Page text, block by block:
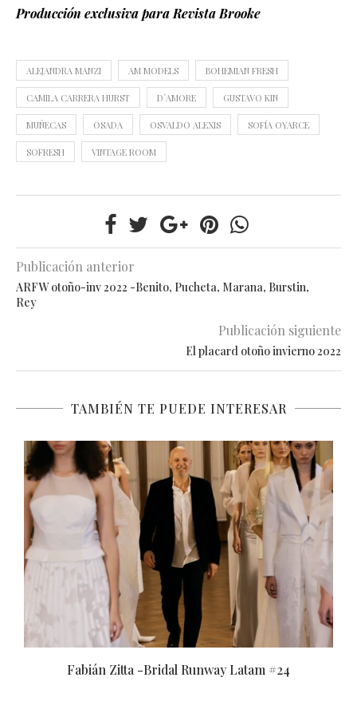
Producción exclusiva para Revista Brooke
ALEJANDRA MANZI AM MODELS BOHEMIAN FRESH
CAMILA CARRERA HURST D´AMORE GUSTAVO KIN
MUÑECAS OSADA OSVALDO ALEXIS SOFÍA OYARCE
SOFRESH VINTAGE ROOM
Publicación anterior
ARFW otoño-inv 2022 -Benito, Pucheta, Marana, Burstin,
Rey
Publicación siguiente
El placard otoño invierno 2022
TAMBIÉN TE PUEDE INTERESAR
Adrián Brown -Bridal Runway Latam #24